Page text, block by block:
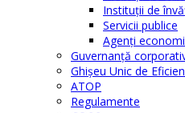
Instituţii de
Servicii publice
Agenţi
Guvernanță
Ghişeu Unic de
ATOP
Regulamente